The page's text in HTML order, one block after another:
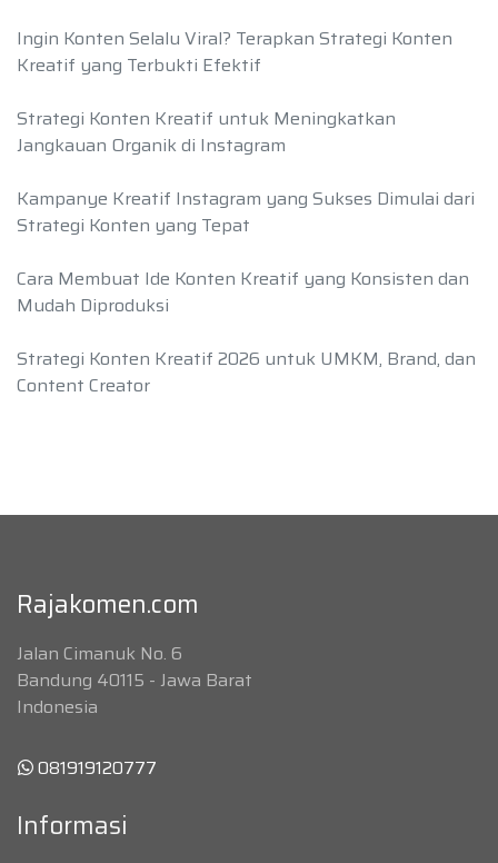
Ingin Konten Selalu Viral? Terapkan Strategi Konten
Kreatif yang Terbukti Efektif
Strategi Konten Kreatif untuk Meningkatkan
Jangkauan Organik di Instagram
Kampanye Kreatif Instagram yang Sukses Dimulai dari
Strategi Konten yang Tepat
Cara Membuat Ide Konten Kreatif yang Konsisten dan
Mudah Diproduksi
Strategi Konten Kreatif 2026 untuk UMKM, Brand, dan
Content Creator
Rajakomen.com
Jalan Cimanuk No. 6
Bandung 40115 - Jawa Barat
Indonesia
081919120777
Informasi